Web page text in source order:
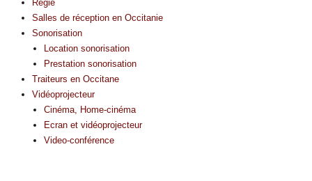
Régie
Salles de réception en Occitanie
Sonorisation
Location sonorisation
Prestation sonorisation
Traiteurs en Occitane
Vidéoprojecteur
Cinéma, Home-cinéma
Ecran et vidéoprojecteur
Video-conférence